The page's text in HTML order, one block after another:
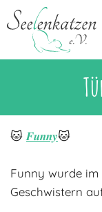
Unsere
Mitglied werden
Katzen
Eine Katze
🐱𝑭𝒖𝒏𝒏𝒚🐱
Funny wurde im
Geschwistern